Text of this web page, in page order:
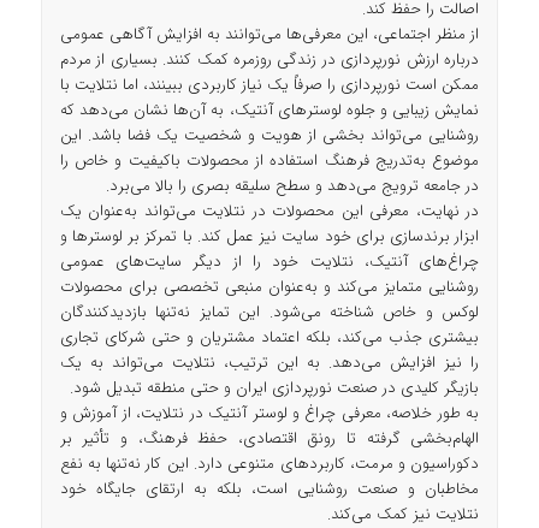
اصالت را حفظ کند.
از منظر اجتماعی، این معرفی‌ها می‌توانند به افزایش آگاهی عمومی
درباره ارزش نورپردازی در زندگی روزمره کمک کنند. بسیاری از مردم
ممکن است نورپردازی را صرفاً یک نیاز کاربردی ببینند، اما نتلایت با
نمایش زیبایی و جلوه لوسترهای آنتیک، به آن‌ها نشان می‌دهد که
روشنایی می‌تواند بخشی از هویت و شخصیت یک فضا باشد. این
موضوع به‌تدریج فرهنگ استفاده از محصولات باکیفیت و خاص را
در جامعه ترویج می‌دهد و سطح سلیقه بصری را بالا می‌برد.
در نهایت، معرفی این محصولات در نتلایت می‌تواند به‌عنوان یک
ابزار برندسازی برای خود سایت نیز عمل کند. با تمرکز بر لوسترها و
چراغ‌های آنتیک، نتلایت خود را از دیگر سایت‌های عمومی
روشنایی متمایز می‌کند و به‌عنوان منبعی تخصصی برای محصولات
لوکس و خاص شناخته می‌شود. این تمایز نه‌تنها بازدیدکنندگان
بیشتری جذب می‌کند، بلکه اعتماد مشتریان و حتی شرکای تجاری
را نیز افزایش می‌دهد. به این ترتیب، نتلایت می‌تواند به یک
بازیگر کلیدی در صنعت نورپردازی ایران و حتی منطقه تبدیل شود.
به طور خلاصه، معرفی چراغ و لوستر آنتیک در نتلایت، از آموزش و
الهام‌بخشی گرفته تا رونق اقتصادی، حفظ فرهنگ، و تأثیر بر
دکوراسیون و مرمت، کاربردهای متنوعی دارد. این کار نه‌تنها به نفع
مخاطبان و صنعت روشنایی است، بلکه به ارتقای جایگاه خود
نتلایت نیز کمک می‌کند.